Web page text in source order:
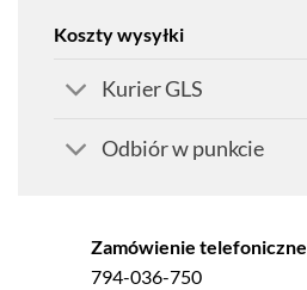
Koszty wysyłki
Kurier GLS
Odbiór w punkcie
Zamówienie telefoniczne
794-036-750